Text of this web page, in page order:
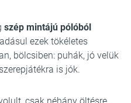
szép mintájú pólóból
ezek tökéletes
bölcsiben: puhák, jó velük
is jók.